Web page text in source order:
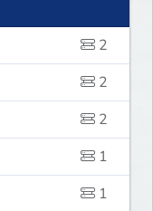
2
2
2
1
1